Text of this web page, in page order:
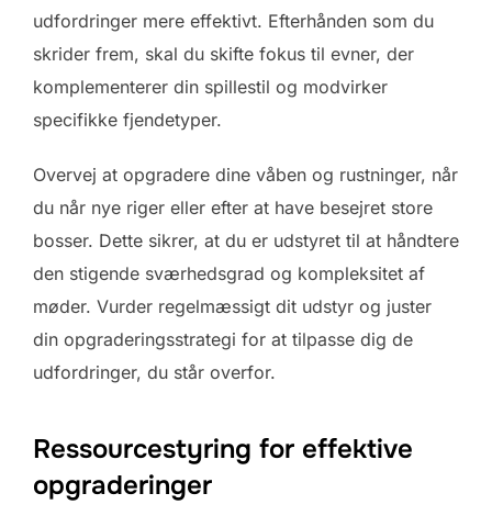
udfordringer mere effektivt. Efterhånden som du
skrider frem, skal du skifte fokus til evner, der
komplementerer din spillestil og modvirker
specifikke fjendetyper.
Overvej at opgradere dine våben og rustninger, når
du når nye riger eller efter at have besejret store
bosser. Dette sikrer, at du er udstyret til at håndtere
den stigende sværhedsgrad og kompleksitet af
møder. Vurder regelmæssigt dit udstyr og juster
din opgraderingsstrategi for at tilpasse dig de
udfordringer, du står overfor.
Ressourcestyring for effektive
opgraderinger